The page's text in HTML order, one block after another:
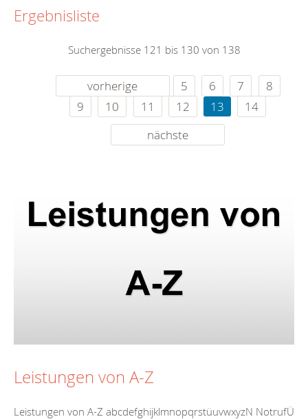
Ergebnisliste
Suchergebnisse 121 bis 130 von 138
vorherige 5 6 7
8
9
10 11 12 13
14
nächste
Leistungen von A-Z
Leistungen von A-Z abcdefghijklmnopqrstüuvwxyzN NotrufÜ